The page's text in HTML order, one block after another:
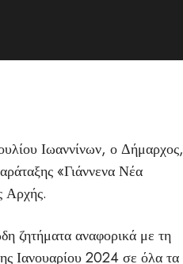
Ιωαννίνων, ο Δήμαρχος,
«Γιάννενα Νέα
Αρχής.
ζητήματα αναφορικά με τη
Ιανουαρίου 2024 σε όλα τα